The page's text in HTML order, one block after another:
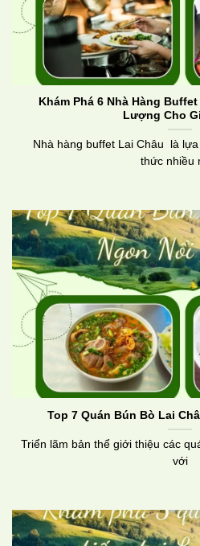
Khám Phá 6 Nhà Hàng
Lượng Cho
Nhà hàng buffet Lai Châu là
thức nhiều
Top 7 Quán Bún Bò Lai
Triển lãm bản thể giới thiệu các
với